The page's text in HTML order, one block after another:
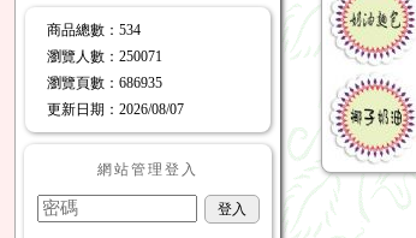
商品總數 ：534
瀏覽人數 ：250071
瀏覽頁數 ：686935
更新日期 ：2026/08/07
網站管理登入